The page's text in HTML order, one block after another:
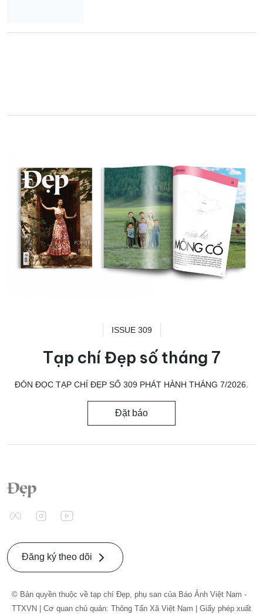
ISSUE 309
Tạp chí Đẹp số tháng 7
ĐÓN ĐỌC TẠP CHÍ ĐẸP SỐ 309 PHÁT HÀNH THÁNG 7/2026.
Đặt báo
Đăng ký theo dõi
© Bản quyền thuộc về tạp chí Đẹp, phụ san của Báo Ảnh Việt Nam -
TTXVN | Cơ quan chủ quản: Thông Tấn Xã Việt Nam | Giấy phép xuất